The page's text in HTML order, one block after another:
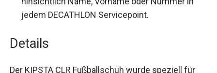
Personalisierung:Anpassungsmöglichkeiten
hinsichtlich Name, Vorname oder Nummer in
Details